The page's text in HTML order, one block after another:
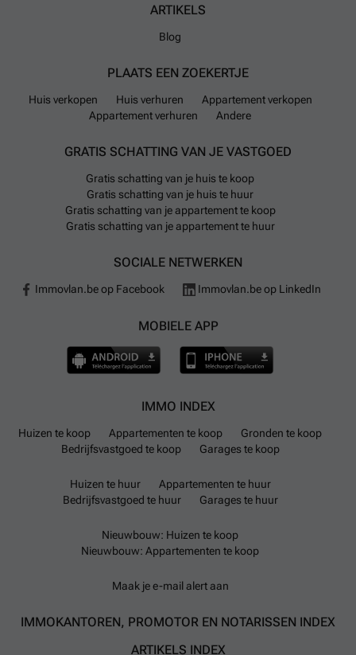
ARTIKELS
Blog
PLAATS EEN ZOEKERTJE
Huis verkopen Huis verhuren
Appartement verkopen
Appartement verhuren
Andere
GRATIS SCHATTING VAN JE VASTGOED
Gratis schatting van je huis te koop
Gratis schatting van je huis te huur
Gratis schatting van je appartement te koop
Gratis schatting van je appartement te huur
SOCIALE NETWERKEN
Immovlan.be op Facebook Immovlan.be op LinkedIn
MOBIELE APP
IMMO INDEX
Huizen te koop Appartementen te koop
Gronden te koop
Bedrijfsvastgoed te koop
Garages te koop
Huizen te huur
Appartementen te huur
Bedrijfsvastgoed te huur
Garages te huur
Nieuwbouw: Huizen te koop
Nieuwbouw: Appartementen te koop
Maak je e-mail alert aan
IMMOKANTOREN, PROMOTOR EN NOTARISSEN INDEX
ARTIKELS INDEX